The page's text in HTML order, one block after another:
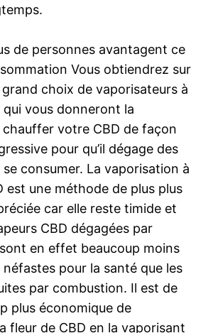
de personnes avantagent ce
Vous obtiendrez sur
choix de vaporisateurs à
vous donneront la
chauffer votre CBD de façon
pour qu’il dégage des
consumer. La vaporisation à
est une méthode de plus plus
car elle reste timide et
CBD dégagées par
en effet beaucoup moins
pour la santé que les
par combustion. Il est de
plus économique de
fleur de CBD en la vaporisant